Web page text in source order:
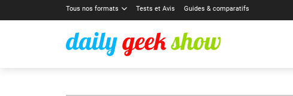
Tous nos formats Tests et Avis Guides & comparatifs